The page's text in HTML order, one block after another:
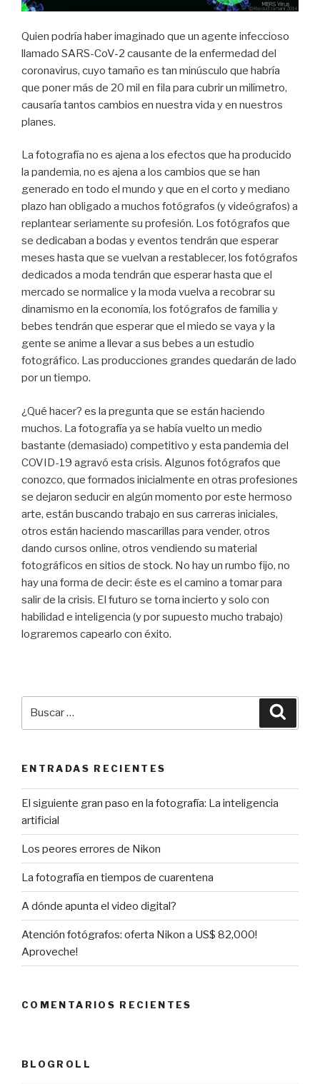
Quien podría haber imaginado que un agente infeccioso
llamado SARS-CoV-2 causante de la enfermedad del
coronavirus, cuyo tamaño es tan minúsculo que habría
que poner más de 20 mil en fila para cubrir un milímetro,
causaría tantos cambios en nuestra vida y en nuestros
planes.
La fotografía no es ajena a los efectos que ha producido
la pandemia, no es ajena a los cambios que se han
generado en todo el mundo y que en el corto y mediano
plazo han obligado a muchos fotógrafos (y videógrafos) a
replantear seriamente su profesión. Los fotógrafos que
se dedicaban a bodas y eventos tendrán que esperar
meses hasta que se vuelvan a restablecer, los fotógrafos
dedicados a moda tendrán que esperar hasta que el
mercado se normalice y la moda vuelva a recobrar su
dinamismo en la economía, los fotógrafos de familia y
bebes tendrán que esperar que el miedo se vaya y la
gente se anime a llevar a sus bebes a un estudio
fotográfico. Las producciones grandes quedarán de lado
por un tiempo.
¿Qué hacer? es la pregunta que se están haciendo
muchos. La fotografía ya se había vuelto un medio
bastante (demasiado) competitivo y esta pandemia del
COVID-19 agravó esta crisis. Algunos fotógrafos que
conozco, que formados inicialmente en otras profesiones
se dejaron seducir en algún momento por este hermoso
arte, están buscando trabajo en sus carreras iniciales,
otros están haciendo mascarillas para vender, otros
dando cursos online, otros vendiendo su material
fotográficos en sitios de stock. No hay un rumbo fijo, no
hay una forma de decir: éste es el camino a tomar para
salir de la crisis. El futuro se torna incierto y solo con
habilidad e inteligencia (y por supuesto mucho trabajo)
lograremos capearlo con éxito.
ENTRADAS RECIENTES
El siguiente gran paso en la fotografía: La inteligencia
artificial
Los peores errores de Nikon
La fotografía en tiempos de cuarentena
A dónde apunta el video digital?
Atención fotógrafos: oferta Nikon a US$ 82,000!
Aproveche!
COMENTARIOS RECIENTES
BLOGROLL